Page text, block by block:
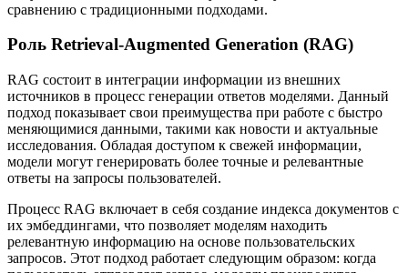
сравнению с традиционными подходами.
Роль Retrieval-Augmented Generation (RAG)
RAG состоит в интеграции информации из внешних
источников в процесс генерации ответов моделями. Данный
подход показывает свои преимущества при работе с быстро
меняющимися данными, такими как новости и актуальные
исследования. Обладая доступом к свежей информации,
модели могут генерировать более точные и релевантные
ответы на запросы пользователей.
Процесс RAG включает в себя создание индекса документов с
их эмбеддингами, что позволяет моделям находить
релевантную информацию на основе пользовательских
запросов. Этот подход работает следующим образом: когда